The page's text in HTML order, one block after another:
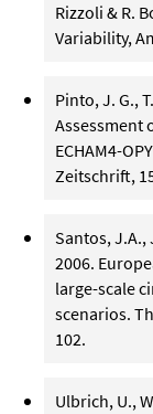
Rizzoli & R.
Variability,
Pinto, J. G.,
Assessment
ECHAM4-
Zeitschrift,
Santos, J.A.,
2006.
large-scale
scenarios.
102.
Ulbrich, U.,